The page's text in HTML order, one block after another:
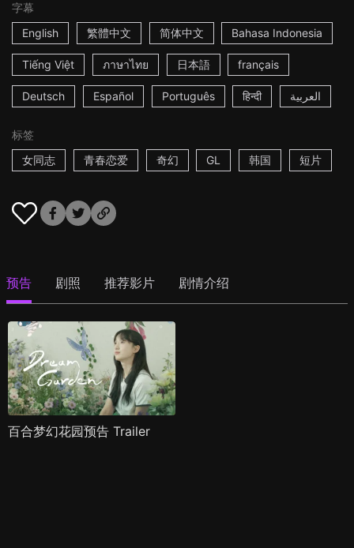
字幕
English
繁體中文 简体中文 Bahasa Indonesia
Tiếng Việt ภาษาไทย 日本語 français
Deutsch Español Português हिन्दी العربية
标签
女同志
青春恋爱 奇幻 GL 韩国 短片
预告 剧照 推荐影片 剧情介绍
百合梦幻花园预告 Trailer